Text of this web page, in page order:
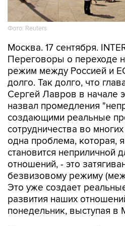
Фото: Reuters
Москва. 17 сентября.
Переговоры о переходе
режим между Россией и
долго. Так долго, что
Сергей Лавров в начале
назвал промедления
создающими реальные
сотрудничества во
одна проблема, которая,
становится неприличной
отношений, - это
безвизовому режиму
Это уже создает
развития наших
понедельник, выступая в